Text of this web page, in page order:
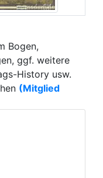
Bogen,
ggf. weitere
History usw.
(Mitglied